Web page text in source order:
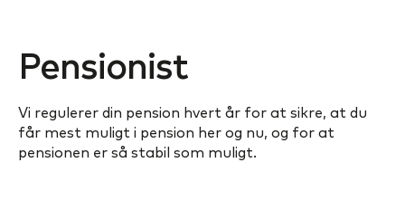
Pensionist
Vi regulerer din pension hvert år for at sikre, at du
får mest muligt i pension her og nu, og for at
pensionen er så stabil som muligt.